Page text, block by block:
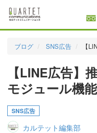
実績・お客様の声
代理店の乗り換えをお考え
ブログ SNS広告 【
【LINE広告】
モジュール機
SNS広告
カルテット編集部